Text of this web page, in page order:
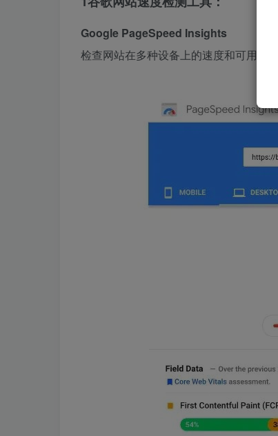
Google PageSpeed Insights
检查网站在多种设备上的速度和可用性。